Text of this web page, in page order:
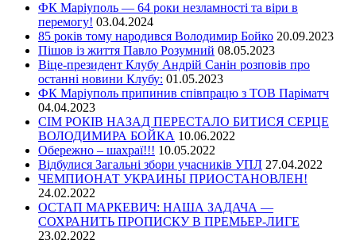
ФК Маріуполь — 64 роки незламності та віри в
перемогу! 03.04.2024
85 років тому народився Володимир Бойко 20.09.2023
Пішов із життя Павло Розумний 08.05.2023
Віце-президент Клубу Андрій Санін розповів про
останні новини Клубу: 01.05.2023
ФК Маріуполь припинив співпрацю з ТОВ Паріматч
04.04.2023
СІМ РОКІВ НАЗАД ПЕРЕСТАЛО БИТИСЯ СЕРЦЕ
ВОЛОДИМИРА БОЙКА 10.06.2022
Обережно – шахраї!!! 10.05.2022
Відбулися Загальні збори учасників УПЛ 27.04.2022
ЧЕМПИОНАТ УКРАИНЫ ПРИОСТАНОВЛЕН!
24.02.2022
ОСТАП МАРКЕВИЧ: НАША ЗАДАЧА —
СОХРАНИТЬ ПРОПИСКУ В ПРЕМЬЕР-ЛИГЕ
23.02.2022